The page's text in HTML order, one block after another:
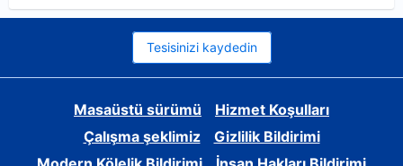
Tesisinizi kaydedin
Masaüstü sürümü
Hizmet Koşulları
Çalışma şeklimiz
Gizlilik Bildirimi